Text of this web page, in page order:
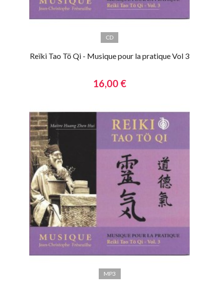
CD
Reïki Tao Tö Qi - Musique pour la pratique Vol 3
16,00 €
MP3